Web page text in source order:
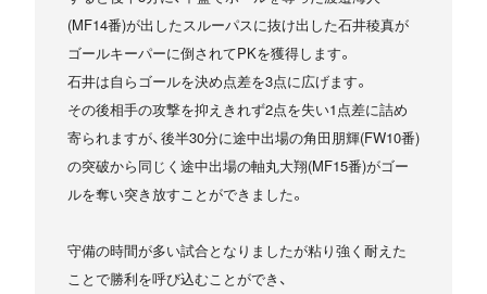
(MF14番)が出したスルーパスに抜け出した石井稜真が
ゴールキーパーに倒されてPKを獲得します。
石井は自らゴールを決め点差を3点に広げます。
その後相手の攻撃を抑えきれず2点を失い1点差に詰め
寄られますが、後半30分に途中出場の角田朋輝(FW10番)
の突破から同じく途中出場の軸丸大翔(MF15番)がゴー
ルを奪い突き放すことができました。
守備の時間が多い試合となりましたが粘り強く耐えた
ことで勝利を呼び込むことができ、